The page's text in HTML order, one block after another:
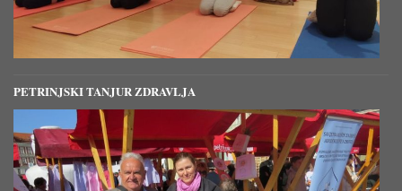
PETRINJSKI TANJUR ZDRAVLJA